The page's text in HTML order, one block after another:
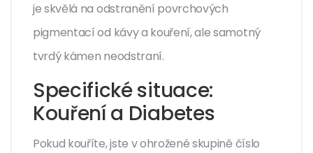
je skvělá na odstranění povrchových
pigmentací od kávy a kouření, ale samotný
tvrdý kámen neodstraní.
Specifické situace:
Kouření a Diabetes
Pokud kouříte, jste v ohrožené skupině číslo